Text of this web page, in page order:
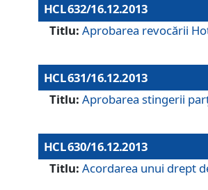
HCL 632/16.12.2013
Titlu: Aprobarea revocării
HCL 631/16.12.2013
Titlu: Aprobarea stingerii
HCL 630/16.12.2013
Titlu: Acordarea unui drept